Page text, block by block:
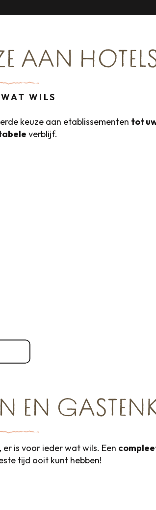
AAN
WILS
keuze aan etablissementen tot
verblijf.
, er is voor ieder wat wils. Een
tijd ooit kunt hebben!